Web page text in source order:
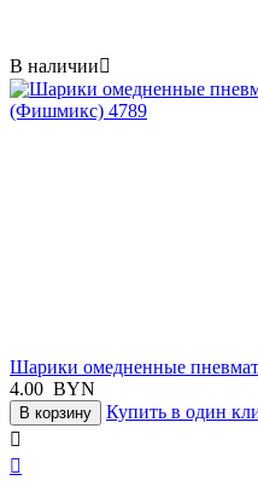
В наличии
Шарики омедненные
4.00 BYN
В корзину
Купить в один

